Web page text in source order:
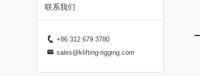
联系我们
+86 312 679 3780
sales@klifting-rigging.com